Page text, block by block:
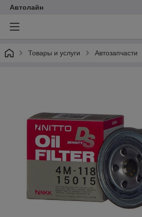
Автолайн
Товары и услуги Автозапчасти